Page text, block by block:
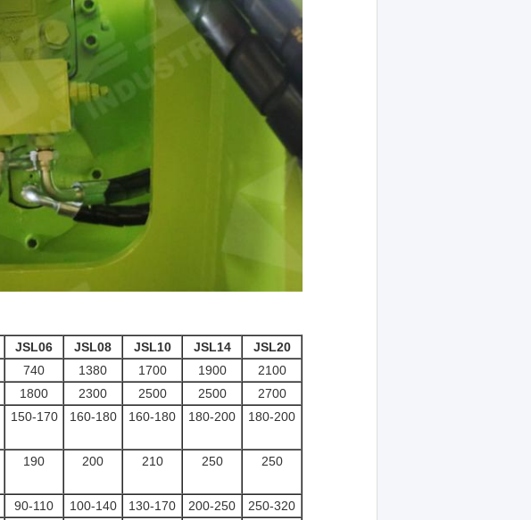
JSL06 JSL08 JSL10 JSL14
JSL20
740 1380 1700 1900
2100
1800 2300 2500 2500
2700
150-170 160-180 160-180 180-200 180-200
190 200 210 250 250
90-110 100-140 130-170 200-250
250-320